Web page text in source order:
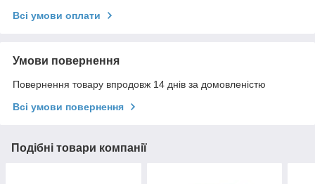
Всі умови оплати
Умови повернення
Повернення товару впродовж 14 днів за домовленістю
Всі умови повернення
Подібні товари компанії